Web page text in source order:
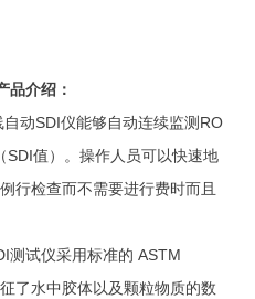
品介绍：
动SDI仪能够自动连续监测RO
SDI值）。操作人员可以快速地
行检查而不需要进行费时而且
试仪采用标准的 ASTM
了水中胶体以及颗粒物质的数